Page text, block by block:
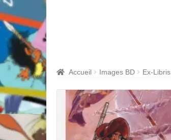
Accueil Images BD Ex-Libris